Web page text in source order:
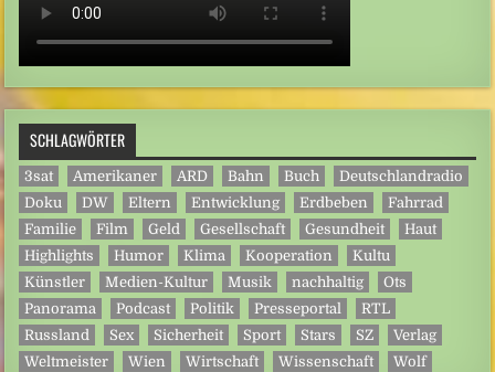
SCHLAGWÖRTER
3sat Amerikaner ARD Bahn Buch
Deutschlandradio
Doku
DW Eltern Entwicklung Erdbeben
Fahrrad
Familie
Film Geld Gesellschaft Gesundheit
Haut
Highlights
Humor Klima Kooperation
Kultu
Künstler
Medien-Kultur Musik nachhaltig
Ots
Panorama
Podcast Politik Presseportal
RTL
Russland
Sex Sicherheit Sport Stars SZ
Verlag
Weltmeister
Wien Wirtschaft Wissenschaft Wolf